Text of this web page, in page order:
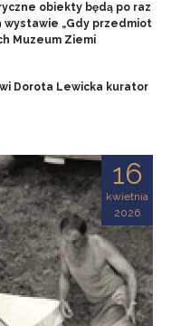
obiekty będą po raz
„Gdy przedmiot
Muzeum Ziemi
Dorota Lewicka kurator
16
kwietnia
2026